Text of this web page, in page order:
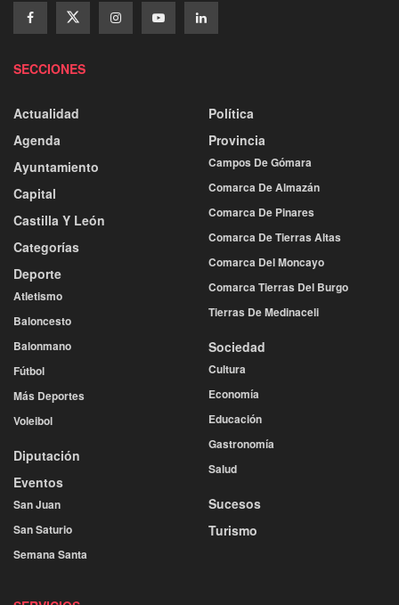
SECCIONES
Actualidad
Agenda
Ayuntamiento
Capital
Castilla Y León
Categorías
Deporte
Atletismo
Baloncesto
Balonmano
Fútbol
Más Deportes
Voleibol
Diputación
Eventos
San Juan
San Saturio
Semana Santa
Política
Provincia
Campos De Gómara
Comarca De Almazán
Comarca De Pinares
Comarca De Tierras Altas
Comarca Del Moncayo
Comarca Tierras Del Burgo
Tierras De Medinaceli
Sociedad
Cultura
Economía
Educación
Gastronomía
Salud
Sucesos
Turismo